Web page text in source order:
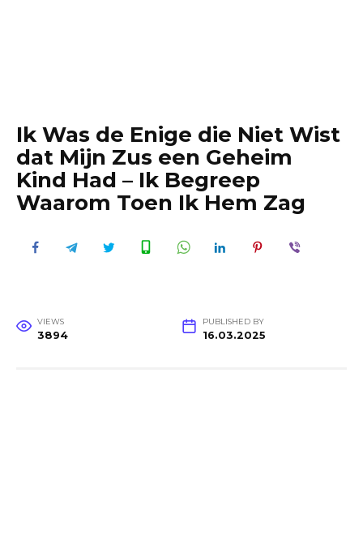
Ik Was de Enige die Niet Wist
dat Mijn Zus een Geheim
Kind Had – Ik Begreep
Waarom Toen Ik Hem Zag
VIEWS
3894
PUBLISHED BY
16.03.2025